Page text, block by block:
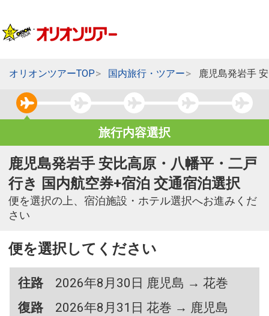
オリオンツアーTOP 国内旅行・ツアー 鹿児島発岩手
旅行内容選択
鹿児島発岩手 安比高原・八幡平・二戸
行き 国内航空券+宿泊 交通宿泊選択
便を選択の上、宿泊施設・ホテル選択へお進みくだ
さい
便を選択してください
往路
2026年8月30日 鹿児島 → 花巻
復路
2026年8月31日 花巻 → 鹿児島